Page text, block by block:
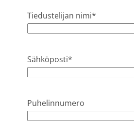
Tiedustelijan nimi*
Sähköposti*
Puhelinnumero